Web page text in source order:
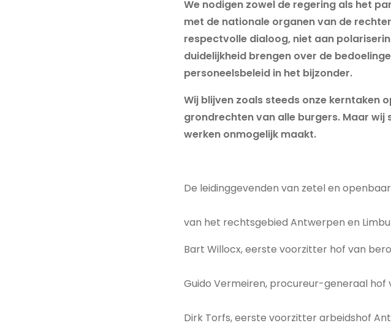
We nodigen zowel de regering als het
met de nationale organen van de
respectvolle dialoog, niet aan
duidelijkheid brengen over de
personeelsbeleid in het bijzonder.
Wij blijven zoals steeds onze kerntaken
grondrechten van alle burgers. Maar
werken onmogelijk maakt.
De leidinggevenden van zetel en
van het rechtsgebied Antwerpen en
Bart Willocx, eerste voorzitter hof van
Guido Vermeiren, procureur-generaal
Dirk Torfs, eerste voorzitter arbeidshof